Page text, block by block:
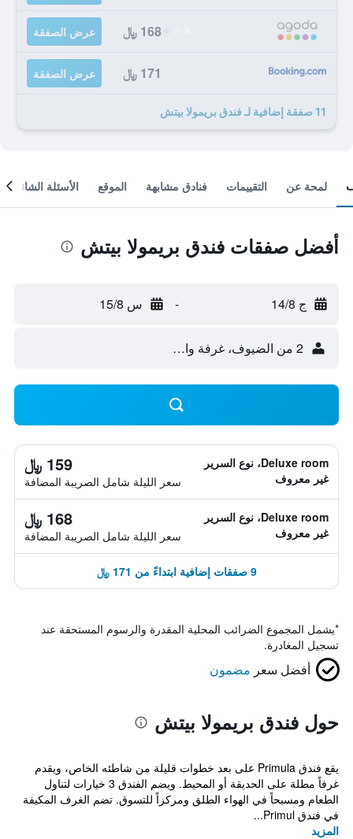
168 ﷼ عرض الصفقة
171 ﷼ عرض الصفقة
11 صفقة إضافية لـ فندق بريمولا بيتش
لمحة عن التقييمات فنادق مشابهة الموقع الأسئلة الشائعة
أفضل صفقات فندق بريمولا بيتش
ج 14/8 - س 15/8
2 من الضيوف، غرفة واحدة
Deluxe room، نوع السرير
غير معروف
159 ﷼
سعر الليلة شامل الصريبة المضافة
Deluxe room، نوع السرير
غير معروف
168 ﷼
سعر الليلة شامل الصريبة المضافة
9 صفقات إضافية ابتداءً من 171 ﷼
*يشمل المجموع الضرائب المحلية المقدرة والرسوم المستحقة عند
تسجيل المغادرة.
أفضل سعر مضمون
حول فندق بريمولا بيتش
يقع فندق Primula على بعد خطوات قليلة من شاطئه الخاص، ويقدم
غرفاً مطلة على الحديقة أو المحيط. ويضم الفندق 3 خيارات لتناول
الطعام ومسبحاً في الهواء الطلق ومركزاً للتسوق. تضم الغرف المكيفة
في فندق Primul...
المزيد